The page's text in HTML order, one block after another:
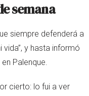
semana
siempre defenderá a
vida”, y hasta informó
Palenque.
cierto: lo fui a ver